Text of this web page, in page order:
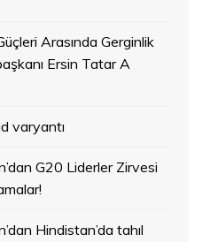
Arasında Gerginlik
Ersin Tatar A
varyantı
G20 Liderler Zirvesi
Hindistan’da tahıl